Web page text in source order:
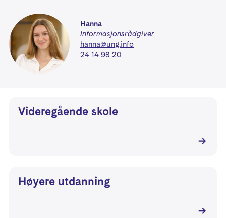
Hanna
Informasjonsrådgiver
hanna@ung.info
24 14 98 20
Videregående skole
Høyere utdanning